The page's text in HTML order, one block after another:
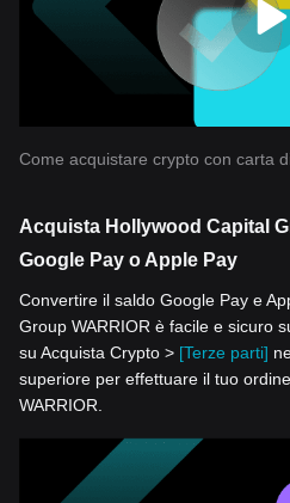
Come acquistare crypto con carta
Acquista Hollywood Capital
Google Pay o Apple Pay
Convertire il saldo Google Pay e
Group WARRIOR è facile e sicuro
su Acquista Crypto > [Terze parti]
superiore per effettuare il tuo
WARRIOR.